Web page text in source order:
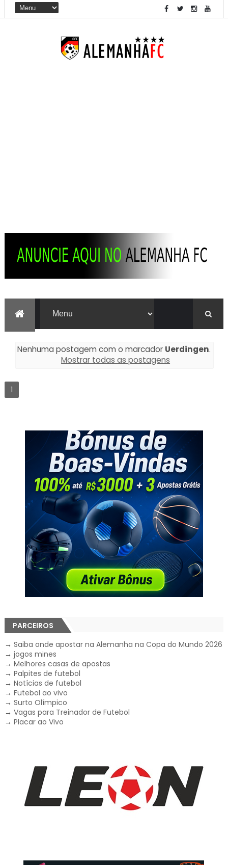
Nenhuma postagem com o marcador Uerdingen.
Mostrar todas as postagens
1
PARCEIROS
→ Saiba onde apostar na Alemanha na Copa do Mundo 2026
→ jogos mines
→ Melhores casas de apostas
→ Palpites de futebol
→ Notícias de futebol
→ Futebol ao vivo
→ Surto Olímpico
→ Vagas para Treinador de Futebol
→ Placar ao Vivo